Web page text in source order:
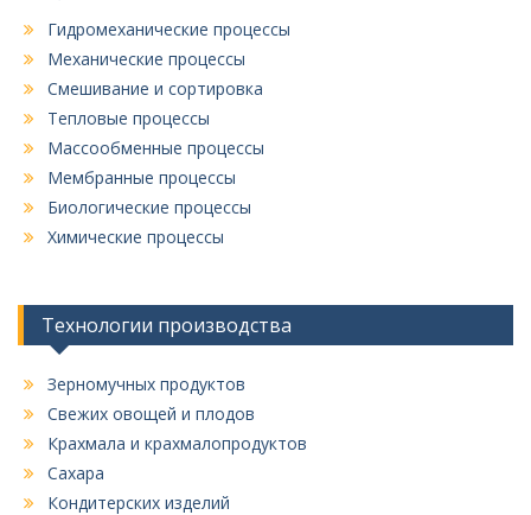
Гидромеханические процессы
Механические процессы
Смешивание и сортировка
Тепловые процессы
Массообменные процессы
Мембранные процессы
Биологические процессы
Химические процессы
Технологии производства
Зерномучных продуктов
Свежих овощей и плодов
Крахмала и крахмалопродуктов
Сахара
Кондитерских изделий